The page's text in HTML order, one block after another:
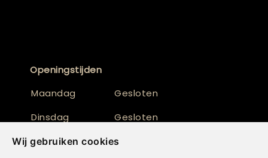
Wij gebruiken cookies
Openingstijden
Maandag
Gesloten
Dinsdag
Gesloten
Woensdag
10:30 - 17:30